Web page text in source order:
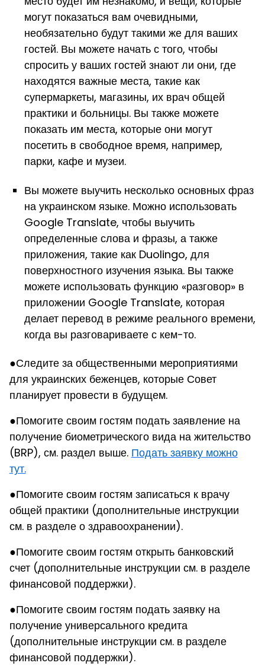
могут показаться вам очевидными,
необязательно будут такими же для ваших
гостей. Вы можете начать с того, чтобы
спросить у ваших гостей знают ли они, где
находятся важные места, такие как
супермаркеты, магазины, их врач общей
практики и больницы. Вы также можете
показать им места, которые они могут
посетить в свободное время, например,
парки, кафе и музеи.
Вы можете выучить несколько основных фраз
на украинском языке. Можно использовать
Google Translate, чтобы выучить
определенные слова и фразы, а также
приложения, такие как Duolingo, для
поверхностного изучения языка. Вы также
можете использовать функцию «разговор» в
приложении Google Translate, которая
делает перевод в режиме реального времени,
когда вы разговариваете с кем-то.
●Следите за общественными мероприятиями
для украинских беженцев, которые Совет
планирует провести в будущем.
●Помогите своим гостям подать заявление на
получение биометрического вида на жительство
(BRP), см. раздел выше. Подать заявку можно
тут.
●Помогите своим гостям записаться к врачу
общей практики (дополнительные инструкции
см. в разделе о здравоохранении).
●Помогите своим гостям открыть банковский
счет (дополнительные инструкции см. в разделе
финансовой поддержки).
●Помогите своим гостям подать заявку на
получение универсального кредита
(дополнительные инструкции см. в разделе
финансовой поддержки).